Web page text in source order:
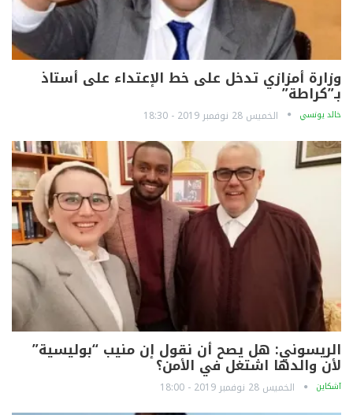
وزارة أمزازي تدخل على خط الإعتداء على أستاذ
بـ”كراطة”
خالد يونسي الخميس 28 نوفمبر 2019 - 18:30
الريسوني: هل يصح أن نقول إن منيب “بوليسية”
لأن والدها اشتغل في الأمن؟
آشكاين الخميس 28 نوفمبر 2019 - 18:00